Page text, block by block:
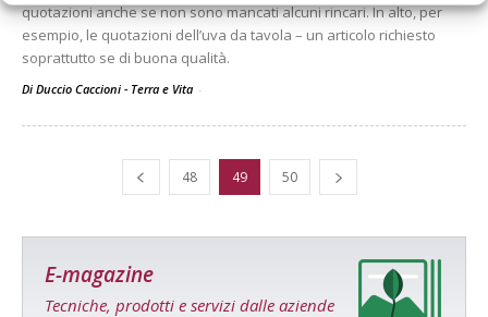
quotazioni anche se non sono mancati alcuni rincari. In alto, per
esempio, le quotazioni dell’uva da tavola – un articolo richiesto
soprattutto se di buona qualità.
Di Duccio Caccioni - Terra e Vita -
48 49 50
E-magazine
Tecniche, prodotti e servizi dalle aziende